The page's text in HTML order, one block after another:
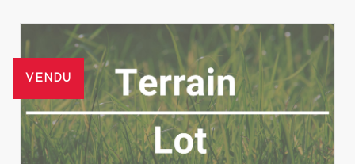
VENDU